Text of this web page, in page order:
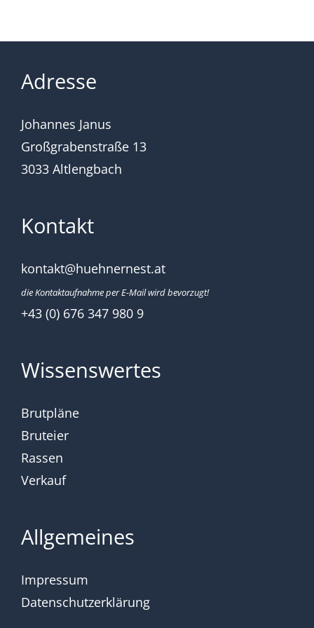
Adresse
Johannes Janus
Großgrabenstraße 13
3033 Altlengbach
Kontakt
kontakt@huehnernest.at
die Kontaktaufnahme per E-Mail wird bevorzugt!
+43 (0) 676 347 980 9
Wissenswertes
Brutpläne
Bruteier
Rassen
Verkauf
Allgemeines
Impressum
Datenschutzerklärung